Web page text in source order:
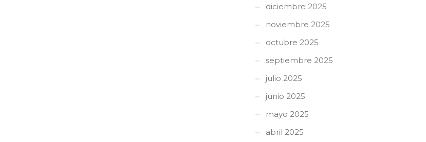
diciembre 2025
noviembre 2025
octubre 2025
septiembre 2025
julio 2025
junio 2025
mayo 2025
abril 2025